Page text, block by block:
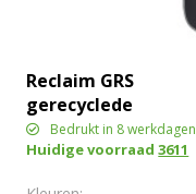
Reclaim GRS
gerecyclede
tweekleurige 14"
laptophoes 2,5 L
Bedrukt in 8 werkdagen
Huidige voorraad3611